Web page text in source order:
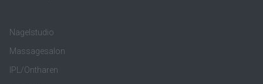
Nagelstudio
Massagesalon
IPL/Ontharen